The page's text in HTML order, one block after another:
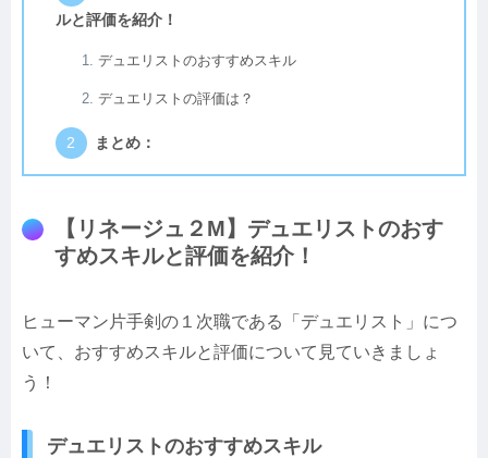
ルと評価を紹介！
デュエリストのおすすめスキル
デュエリストの評価は？
まとめ：
【リネージュ２M】デュエリストのおす
すめスキルと評価を紹介！
ヒューマン片手剣の１次職である「デュエリスト」につ
いて、おすすめスキルと評価について見ていきましょ
う！
デュエリストのおすすめスキル